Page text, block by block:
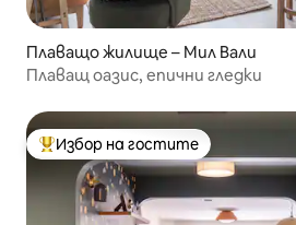
Плаващо жилище – Мил Вали
Плаващ оазис, епични гледки
Най-популярен избор на гостите
Избор на гостите